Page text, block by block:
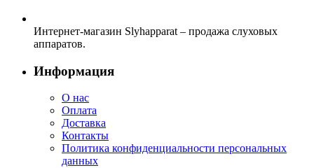
Интернет-магазин Slyhapparat – продажа слуховых
аппаратов.
Информация
О нас
Оплата
Доставка
Контакты
Политика конфиденциальности персональных
данных